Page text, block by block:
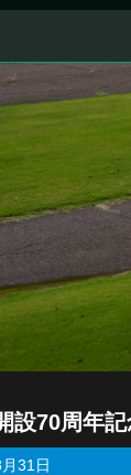
設70周年
31日